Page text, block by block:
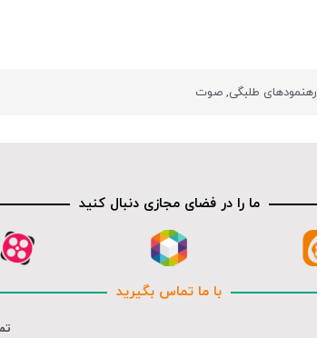
رهنمودهای طلبگی,صوت
ما را در فضای مجازی دنبال کنید
با ما تماس بگیرید